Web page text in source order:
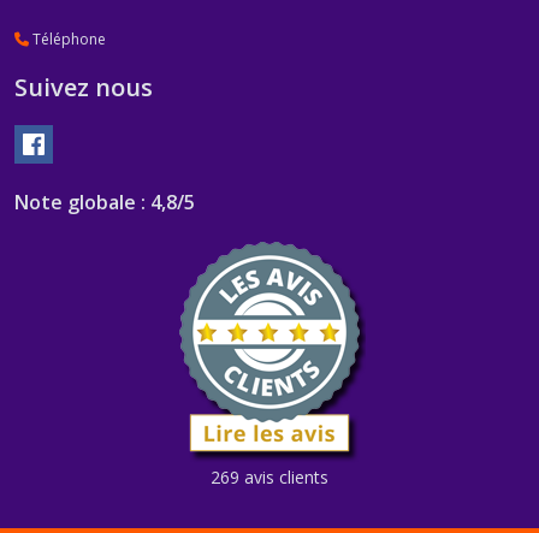
Téléphone
Suivez nous
Note globale : 4,8/5
269 avis clients